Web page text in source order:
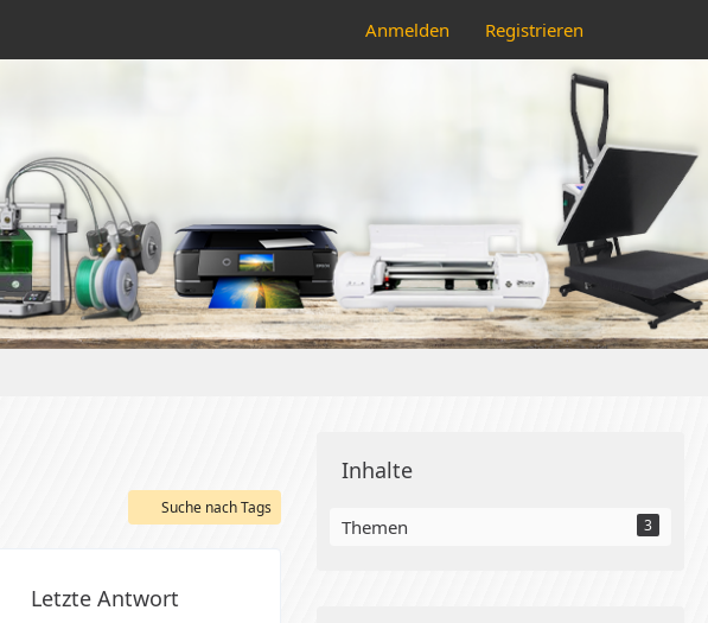
Anmelden Registrieren
Suche nach Tags
Letzte Antwort
Inhalte
Themen 3